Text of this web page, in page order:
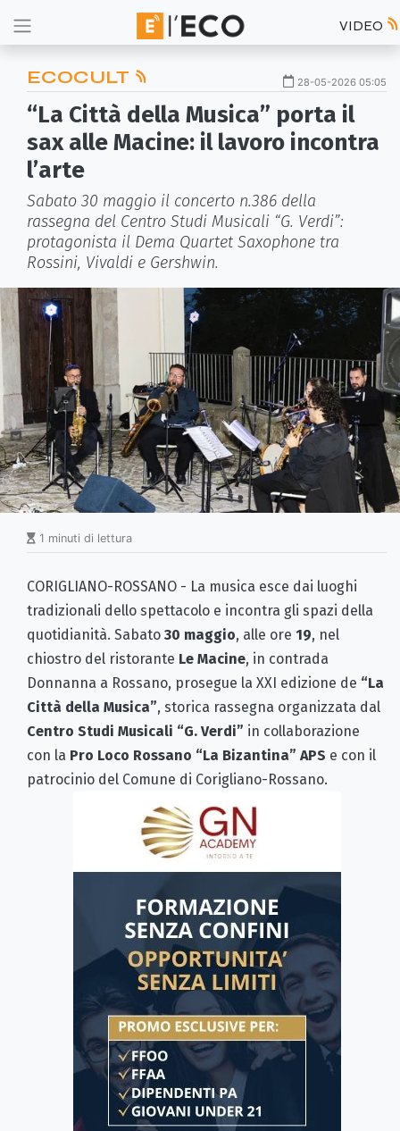
VIDEO
ECOCULT 28-05-2026 05:05
“La Città della Musica” porta il
sax alle Macine: il lavoro incontra
l’arte
Sabato 30 maggio il concerto n.386 della
rassegna del Centro Studi Musicali “G. Verdi”:
protagonista il Dema Quartet Saxophone tra
Rossini, Vivaldi e Gershwin.
1 minuti di lettura
CORIGLIANO-ROSSANO - La musica esce dai luoghi
tradizionali dello spettacolo e incontra gli spazi della
quotidianità. Sabato 30 maggio, alle ore 19, nel
chiostro del ristorante Le Macine, in contrada
Donnanna a Rossano, prosegue la XXI edizione de “La
Città della Musica”, storica rassegna organizzata dal
Centro Studi Musicali “G. Verdi” in collaborazione
con la Pro Loco Rossano “La Bizantina” APS e con il
patrocinio del Comune di Corigliano-Rossano.